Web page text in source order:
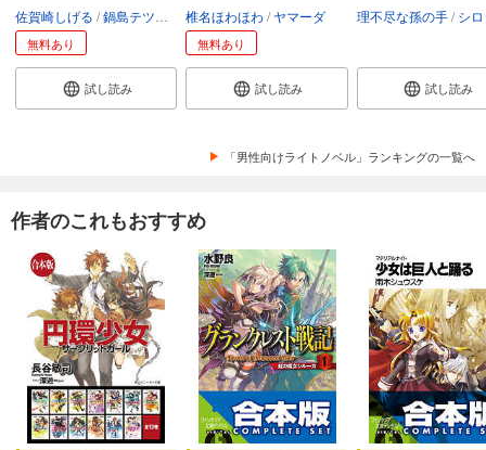
佐賀崎しげる 鍋島テツヒロ
無料あり
試し読み
椎名ほわほわ ヤマーダ
無料あり
試し読み
理不尽な孫の手 シ
試し読み
「男性向けライトノベル」ランキングの一覧へ
作者のこれもおすすめ